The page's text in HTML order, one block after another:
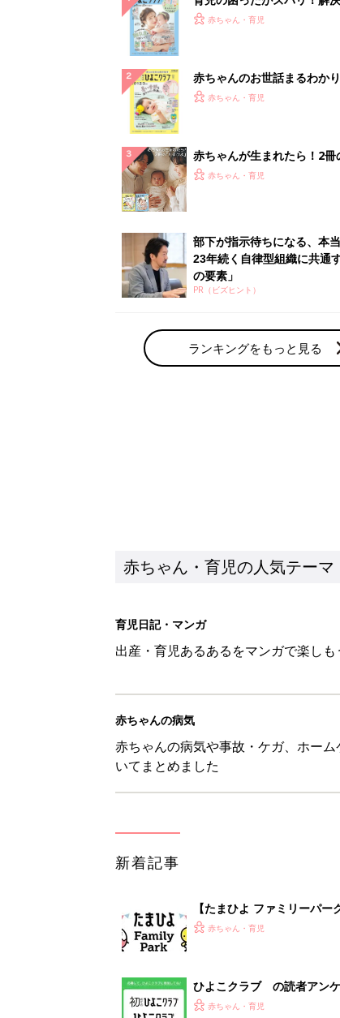
の要素」
PR（ビズヒント）
ランキングをもっと見る
赤ちゃん・育児の人気テーマ
育児日記・マンガ
【たまひよ ファミリーパー
赤ちゃん・育児
ひよこクラブ の読者アン
赤ちゃん・育児
10月18日(日)のタイムスケ
1